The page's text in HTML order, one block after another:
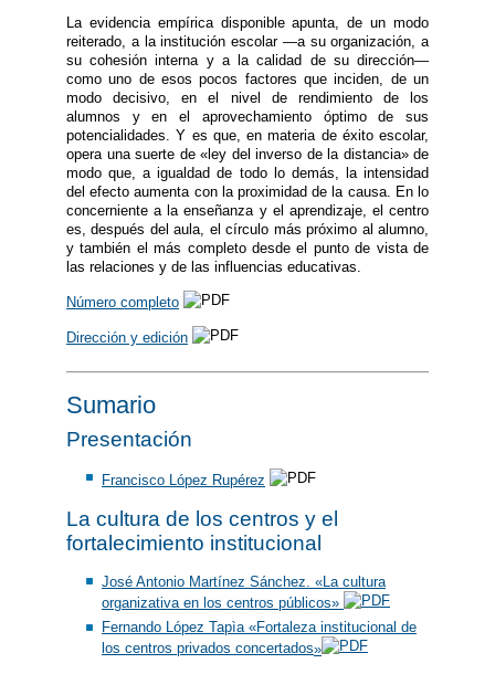
La evidencia empírica disponible apunta, de un modo
reiterado, a la institución escolar —a su organización, a
su cohesión interna y a la calidad de su dirección—
como uno de esos pocos factores que inciden, de un
modo decisivo, en el nivel de rendimiento de los
alumnos y en el aprovechamiento óptimo de sus
potencialidades. Y es que, en materia de éxito escolar,
opera una suerte de «ley del inverso de la distancia» de
modo que, a igualdad de todo lo demás, la intensidad
del efecto aumenta con la proximidad de la causa. En lo
concerniente a la enseñanza y el aprendizaje, el centro
es, después del aula, el círculo más próximo al alumno,
y también el más completo desde el punto de vista de
las relaciones y de las influencias educativas.
Número completo
Dirección y edición
Sumario
Presentación
Francisco López Rupérez
La cultura de los centros y el
fortalecimiento institucional
José Antonio Martínez Sánchez. «La cultura
organizativa en los centros públicos»
Fernando López Tapìa «Fortaleza institucional de
los centros privados concertados»